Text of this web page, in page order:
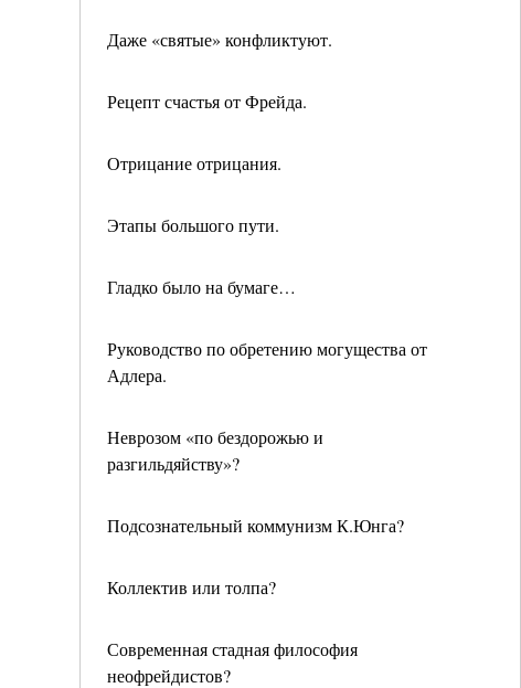
Даже «святые» конфликтуют.
Рецепт счастья от Фрейда.
Отрицание отрицания.
Этапы большого пути.
Гладко было на бумаге…
Руководство по обретению могущества от
Адлера.
Неврозом «по бездорожью и
разгильдяйству»?
Подсознательный коммунизм К.Юнга?
Коллектив или толпа?
Современная стадная философия
неофрейдистов?